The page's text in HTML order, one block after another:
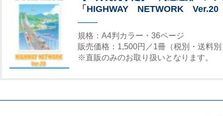
「HIGHWAY NETWORK Ver.20
規格：A4判カラー・36ページ
販売価格：1,500円／1冊（税別・送料別
※直販のみのお取り扱いとなります。